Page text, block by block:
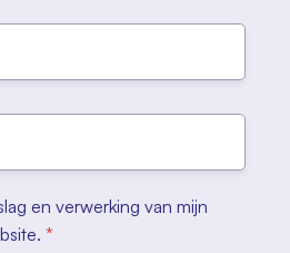
en verwerking van mijn
*